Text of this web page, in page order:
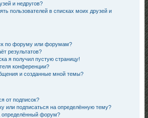
и недругов?
пользователей в списках моих друзей и
по форуму или форумам?
результатов?
я получил пустую страницу!
конференции?
и созданные мной темы?
от подписок?
или подписаться на определённую тему?
определённый форум?